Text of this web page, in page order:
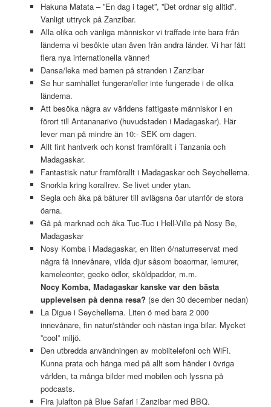
Hakuna Matata – ”En dag i taget”, ”Det ordnar sig alltid”.
Vanligt uttryck på Zanzibar.
Alla olika och vänliga människor vi träffade inte bara från
länderna vi besökte utan även från andra länder. Vi har fått
flera nya internationella vänner!
Dansa/leka med barnen på stranden i Zanzibar
Se hur samhället fungerar/eller inte fungerade i de olika
länderna.
Att besöka några av världens fattigaste människor i en
förort till Antananarivo (huvudstaden i Madagaskar). Här
lever man på mindre än 10:- SEK om dagen.
Allt fint hantverk och konst framförallt i Tanzania och
Madagaskar.
Fantastisk natur framförallt i Madagaskar och Seychellerna.
Snorkla kring korallrev. Se livet under ytan.
Segla och åka på båturer till avlägsna öar utanför de stora
öarna.
Gå på marknad och åka Tuc-Tuc i Hell-Ville på Nosy Be,
Madagaskar
Nosy Komba i Madagaskar, en liten ö/naturreservat med
några få innevånare, vilda djur såsom boaormar, lemurer,
kameleonter, gecko ödlor, sköldpaddor, m.m.
Nocy Komba, Madagaskar kanske var den bästa
upplevelsen på denna resa? (se den 30 december nedan)
La Digue i Seychellerna. Liten ö med bara 2 000
innevånare, fin natur/ständer och nästan inga bilar. Mycket
”cool” miljö.
Den utbredda användningen av mobiltelefoni och WiFi.
Kunna prata och hänga med på allt som händer i övriga
världen, ta många bilder med mobilen och lyssna på
podcasts.
Fira julafton på Blue Safari i Zanzibar med BBQ.